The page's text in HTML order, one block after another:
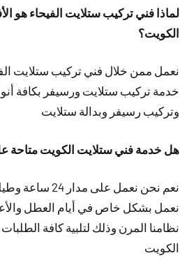
لماذا فني تركيب ستلايت الفيحاء هو
الكويت؟
نعمل ممن خلال فني تركيب ستلايت
خدمة تركيب ستلايت ورسيفر بكافة
وتركيب رسيفر وبدالة ستلايت
هل خدمة فني ستلايت الكويت متاحة
نعم نحن نعمل على
نعمل بشكل خاص في أيام العطل
نظامنا المرن وذلك لتلبية كافة
الكويت